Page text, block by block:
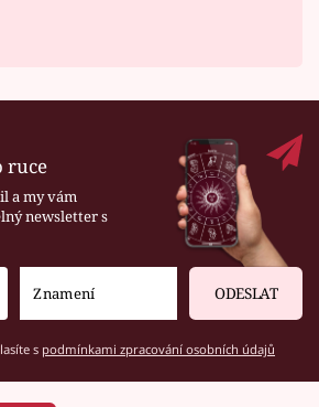
ruce
a my vám
newsletter s
ODESLAT
s podmínkami zpracování osobních údajů